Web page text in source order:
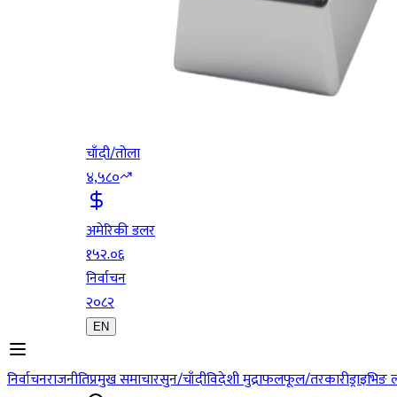
चाँदी/तोला
४,५८०
अमेरिकी डलर
१५२.०६
निर्वाचन
२०८२
EN
निर्वाचनराजनीतिप्रमुख समाचारसुन/चाँदीविदेशी मुद्राफलफूल/तरकारी